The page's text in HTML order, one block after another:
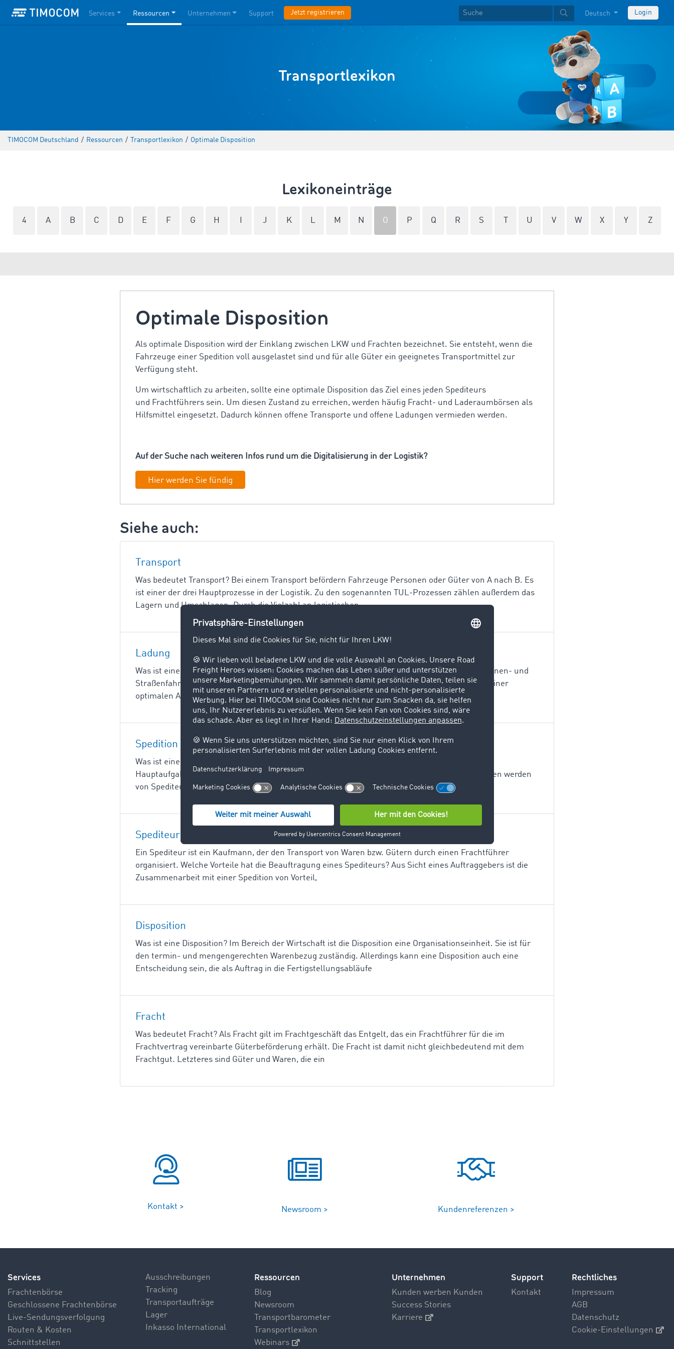
Services Ressourcen Unternehmen Support Jetzt registrieren Deutsch Login
Transportlexikon
TIMOCOM Deutschland / Ressourcen / Transportlexikon / Optimale Disposition
Lexikoneinträge
4 A B C D E F G H J K L M N O P Q R S U V W X Y Z
Optimale Disposition
Als optimale Disposition wird der Einklang zwischen LKW und Frachten bezeichnet. Sie entsteht, wenn die
Fahrzeuge einer Spedition voll ausgelastet sind und für alle Güter ein geeignetes Transportmittel zur
Verfügung steht.
Um wirtschaftlich zu arbeiten, sollte eine optimale Disposition das Ziel eines jeden Spediteurs
und Frachtführers sein. Um diesen Zustand zu erreichen, werden häufig Fracht- und Laderaumbörsen als
Hilfsmittel eingesetzt. Dadurch können offene Transporte und offene Ladungen vermieden werden.
Auf der Suche nach weiteren Infos rund um die Digitalisierung in der Logistik?
Hier werden Sie fündig
Siehe auch:
Transport
Was bedeutet Transport? Bei einem Transport befördern Fahrzeuge Personen oder Güter von A nach B. Es
ist einer der drei Hauptprozesse in der Logistik. Zu den sogenannten TUL-Prozessen zählen außerdem das
Lagern und Umschlagen. Durch die Vielzahl an logistischen
Ladung
Was ist eine Ladung? Als Ladung oder Ladungsgut bezeichnet man die Fracht, die Schiffe, Schienen- und
Straßenfahrzeuge transportieren. Ziel eines jeden Spediteurs ist es, seine Transportmittel mit einer
optimalen Auslastung von A nach B zu bringen. Um
Spedition
Was ist eine Spedition? Eine klassische Spedition ist ein Dienstleistungsunternehmen mit der
Hauptaufgabe, Gütertransporte und alle damit verbundenen Abläufe zu organisieren. Speditionen werden
von Spediteuren geführt, die nach dem Handelsgesetzbuch Kaufleute
Spediteur
Ein Spediteur ist ein Kaufmann, der den Transport von Waren bzw. Gütern durch einen Frachtführer
organisiert. Welche Vorteile hat die Beauftragung eines Spediteurs? Aus Sicht eines Auftraggebers ist die
Zusammenarbeit mit einer Spedition von Vorteil,
Disposition
Was ist eine Disposition? Im Bereich der Wirtschaft ist die Disposition eine Organisationseinheit. Sie ist für
den termin- und mengengerechten Warenbezug zuständig. Allerdings kann eine Disposition auch eine
Entscheidung sein, die als Auftrag in die Fertigstellungsabläufe
Fracht
Was bedeutet Fracht? Als Fracht gilt im Frachtgeschäft das Entgelt, das ein Frachtführer für die im
Frachtvertrag vereinbarte Güterbeförderung erhält. Die Fracht ist damit nicht gleichbedeutend mit dem
Frachtgut. Letzteres sind Güter und Waren, die ein
Kontakt > Newsroom > Kundenreferenzen >
Services
Frachtenbörse
Geschlossene Frachtenbörse
Live-Sendungsverfolgung
Routen & Kosten
Schnittstellen
Ausschreibungen
Tracking
Transportaufträge
Lager
Inkasso International
Ressourcen
Blog
Newsroom
Transportbarometer
Transportlexikon
Webinars
Unternehmen
Kunden werben Kunden
Success Stories
Karriere
Support
Kontakt
Rechtliches
Impressum
AGB
Datenschutz
Cookie-Einstellungen